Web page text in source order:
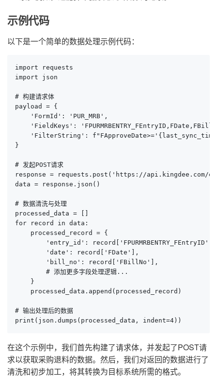
示例代码
以下是一个简单的数据处理示例代码：
import requests
import json
# 构建请求体
payload = {
    'FormId': 'PUR_MRB',
'FieldKeys':
'FilterString':
}
# 发起POST请求
response = requests.post('https://api.kingdee.com/
data = response.json()
# 数据清洗与处理
processed_data = []
for record in data:
    processed_record = {
        'entry_id': record['FPURMRBENTRY_FEntryID'],
        'date': record['FDate'],
        'bill_no': record['FBillNo'],
        # 添加更多字段处理逻辑...
    }
    processed_data.append(processed_record)
# 输出处理后的数据
print(json.dumps(processed_data, indent=4))
在这个示例中，我们首先构建了请求体，并发起了POST请
求以获取采购退料的数据。然后，我们对返回的数据进行了
清洗和初步加工，将其转换为目标系统所需的格式。